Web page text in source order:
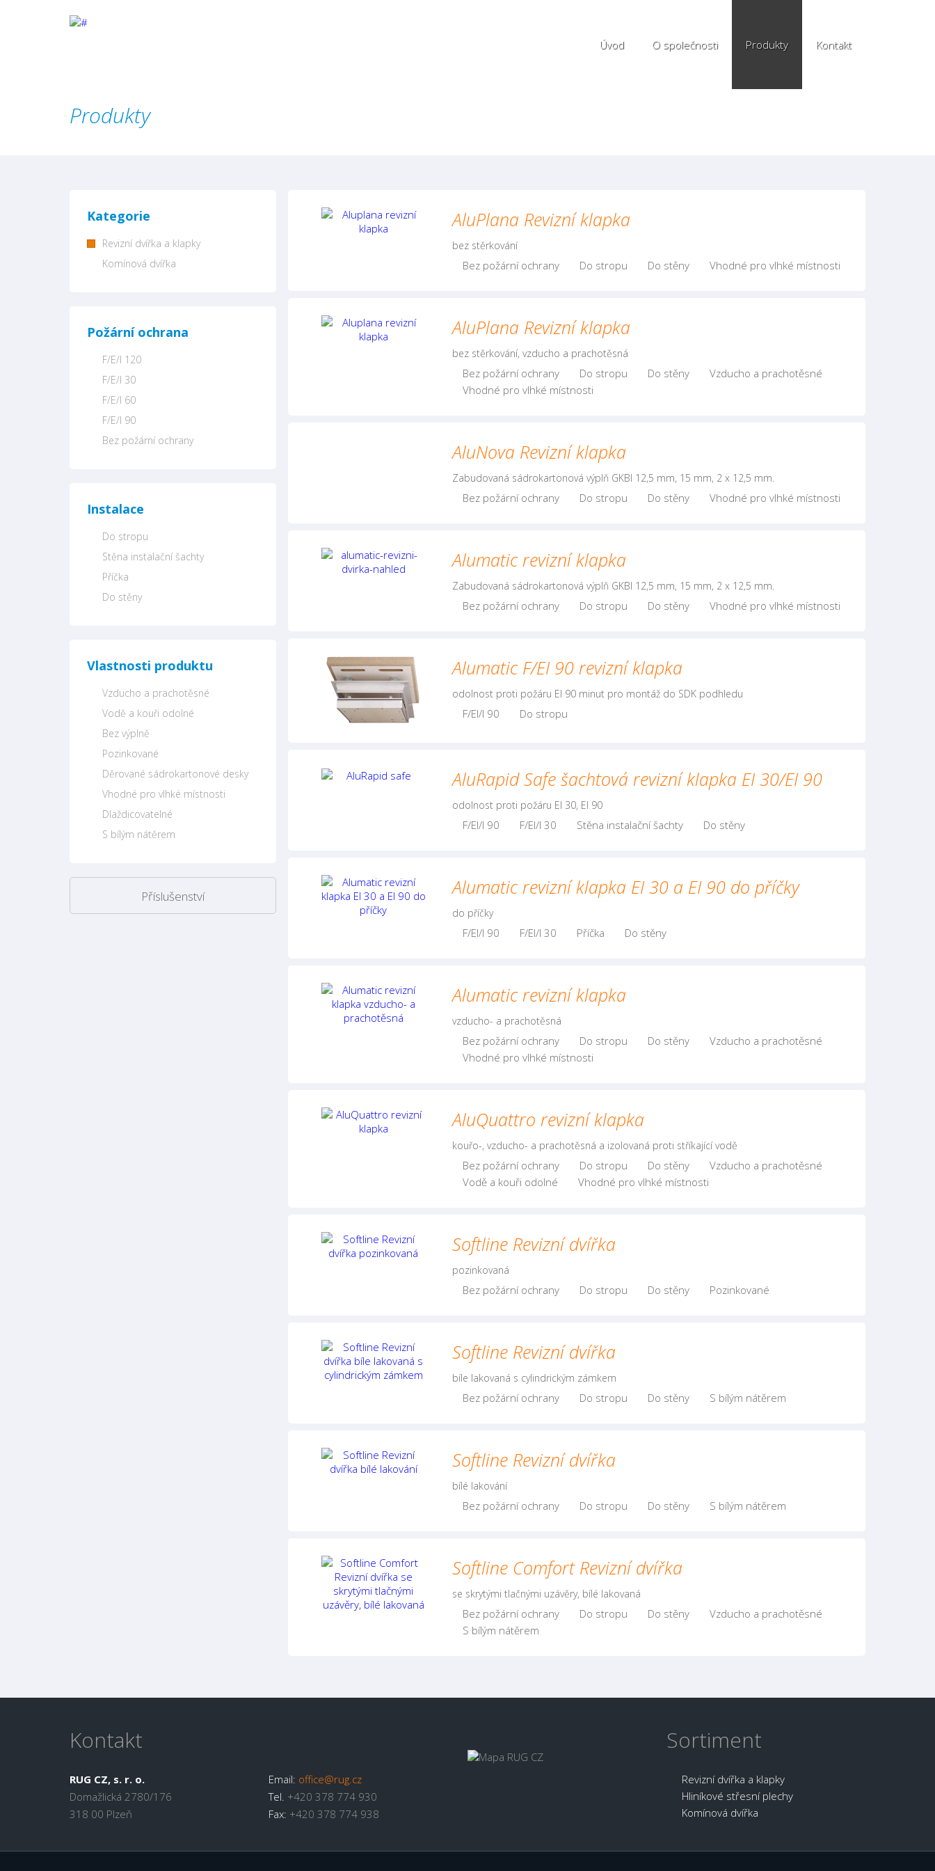
Úvod O společnosti Produkty Kontakt
Produkty
Kategorie
Revizní dvířka a klapky
Komínová dvířka
Požární ochrana
F/E/I 120
F/E/I 30
F/E/I 60
F/E/I 90
Bez požární ochrany
Instalace
Do stropu
Stěna instalační šachty
Příčka
Do stěny
Vlastnosti produktu
Vzducho a prachotěsné
Vodě a kouři odolné
Bez výplně
Pozinkované
Děrované sádrokartonové desky
Vhodné pro vlhké místnosti
Dlaždicovatelné
S bílým nátěrem
Příslušenství
AluPlana Revizní klapka
bez stěrkování
Bez požární ochrany Do stropu Do stěny Vhodné pro vlhké místnosti
AluPlana Revizní klapka
bez stěrkování, vzducho a prachotěsná
Bez požární ochrany Do stropu Do stěny
Vzducho a prachotěsné
Vhodné pro vlhké místnosti
AluNova Revizní klapka
Zabudovaná sádrokartonová výplň GKBI 12,5 mm, 15 mm, 2 x 12,5 mm.
Bez požární ochrany Do stropu Do stěny Vhodné pro vlhké místnosti
Alumatic revizní klapka
Zabudovaná sádrokartonová výplň GKBI 12,5 mm, 15 mm, 2 x 12,5 mm.
Bez požární ochrany Do stropu Do stěny Vhodné pro vlhké místnosti
Alumatic F/EI 90 revizní klapka
odolnost proti požáru EI 90 minut pro montáž do SDK podhledu
F/EI/I 90 Do stropu
AluRapid Safe šachtová revizní klapka EI 30/EI 90
odolnost proti požáru EI 30, EI 90
F/EI/I 90 F/EI/I 30 Stěna instalační šachty Do stěny
Alumatic revizní klapka EI 30 a EI 90 do příčky
do příčky
F/EI/I 90 F/EI/I 30 Příčka Do stěny
Alumatic revizní klapka
vzducho- a prachotěsná
Bez požární ochrany Do stropu Do stěny
Vzducho a prachotěsné
Vhodné pro vlhké místnosti
AluQuattro revizní klapka
kouřo-, vzducho- a prachotěsná a izolovaná proti stříkající vodě
Bez požární ochrany Do stropu Do stěny
Vzducho a prachotěsné
Vodě a kouři odolné
Vhodné pro vlhké místnosti
Softline Revizní dvířka
pozinkovaná
Bez požární ochrany Do stropu Do stěny Pozinkované
Softline Revizní dvířka
bíle lakovaná s cylindrickým zámkem
Bez požární ochrany Do stropu Do stěny S bílým nátěrem
Softline Revizní dvířka
bílé lakování
Bez požární ochrany Do stropu Do stěny S bílým nátěrem
Softline Comfort Revizní dvířka
se skrytými tlačnými uzávěry, bílé lakovaná
Bez požární ochrany Do stropu Do stěny
Vzducho a prachotěsné
S bílým nátěrem
Kontakt
RUG CZ, s. r. o.
Domažlická 2780/176
318 00 Plzeň
Email: office@rug.cz
Tel. +420 378 774 930
Fax: +420 378 774 938
Sortiment
Revizní dvířka a klapky
Hliníkové střesní plechy
Komínová dvířka